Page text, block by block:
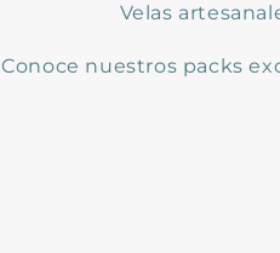
Velas
Conoce nuestros packs